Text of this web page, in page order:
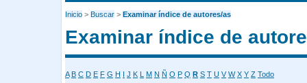
Inicio > Buscar > Examinar índice de autores/as
Examinar índice de
A B C D E F G H I J K L M N Ñ O P Q R S T U V W X Y Z Todo